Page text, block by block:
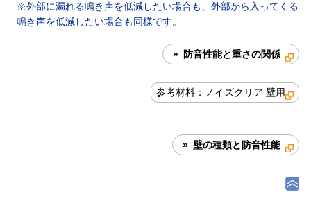
※外部に漏れる鳴き声を低減したい場合も、外部から入ってくる
鳴き声を低減したい場合も同様です。
» 防音性能と重さの関係
参考材料：ノイズクリア 壁用
» 壁の種類と防音性能